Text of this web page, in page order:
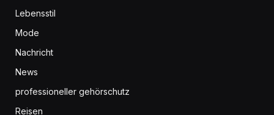
Lebensstil
Mode
Nachricht
News
professioneller gehörschutz
Reisen